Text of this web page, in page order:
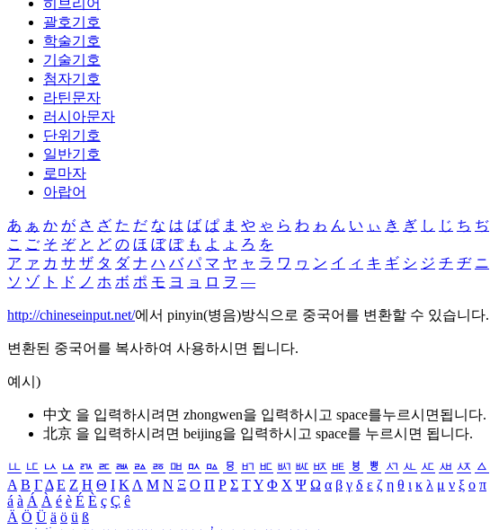
히브리어
괄호기호
학술기호
기술기호
첨자기호
라틴문자
러시아문자
단위기호
일반기호
로마자
아랍어
あ ぁ か が さ ざ た だ な は ば ぱ ま や ゃ ら わ ゎ ん い ぃ き ぎ し じ ち ぢ
こ ご そ ぞ と ど の ほ ぼ ぽ も よ ょ ろ を
ア ァ カ サ ザ タ ダ ナ ハ バ パ マ ヤ ャ ラ ワ ヮ ン イ ィ キ ギ シ ジ チ ヂ ニ
ソ ゾ ト ド ノ ホ ボ ポ モ ヨ ョ ロ ヲ ―
http://chineseinput.net/에서 pinyin(병음)방식으로 중국어를 변환할 수 있습니다.
변환된 중국어를 복사하여 사용하시면 됩니다.
예시)
中文 을 입력하시려면 zhongwen을 입력하시고 space를누르시면됩니다.
北京 을 입력하시려면 beijing을 입력하시고 space를 누르시면 됩니다.
ㅥ ㅦ ㅧ ㅨ ㅩ ㅪ ㅫ ㅬ ㅭ ㅮ ㅯ ㅰ ㅱ ㅲ ㅳ ㅴ ㅵ ㅶ ㅷ ㅸ ㅹ ㅺ ㅻ ㅼ ㅽ ㅾ ㅿ
Α Β ΓΔ Ε Ζ Η Θ Ι ΚΛ Μ Ν Ξ Ο Π Ρ Σ ΤΥ Φ Χ Ψ Ω α β γ δ ε ζ η θ ι κ λ μ ν ξ ο π
á à Á À é è É È ç Ç ê
Ä Ö Ü ä ö ü ß